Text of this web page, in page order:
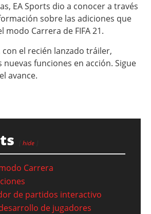
EA Sports dio a conocer a través
sobre las adiciones que
modo Carrera de FIFA 21.
el recién lanzado tráiler,
nuevas funciones en acción. Sigue
avance.
hide
Carrera
de partidos interactivo
de jugadores